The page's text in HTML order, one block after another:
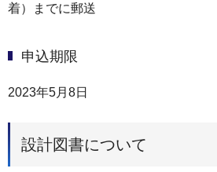
着）までに郵送
申込期限
2023年5月8日
設計図書について